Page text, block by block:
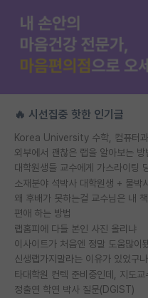
🔥 시선집중 핫한 인기글
외부에서 괜찮은 랩을 알아보는 방
소재분야 석박사 대학원생 + 물박
편애 하는 방법
랩홈피에 다들 본인 사진 올리냐
이사이트가 처음엔 정말 도움많이
신생랩가지말라는 이유가 있었구나
정출연 학연 박사 질문(DGIST)